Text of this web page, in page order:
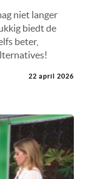
niet langer
biedt de
beter,
22 april 2026